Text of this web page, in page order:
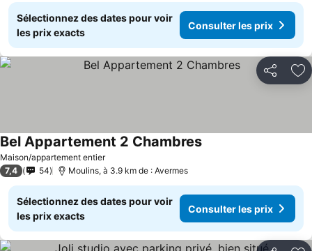
Sélectionnez des dates pour voir
les prix exacts
Consulter les prix
Partager
Maison/appartement entier
Bel Appartement 2 Chambres
7,4 54 Moulins, à 3.9 km de : Avermes
Sélectionnez des dates pour voir
les prix exacts
Consulter les prix